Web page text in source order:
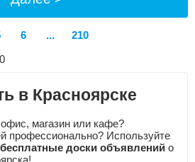
6 ...
210
в Красноярске
магазин или кафе?
профессионально? Используйте
бесплатные доски объявлений о